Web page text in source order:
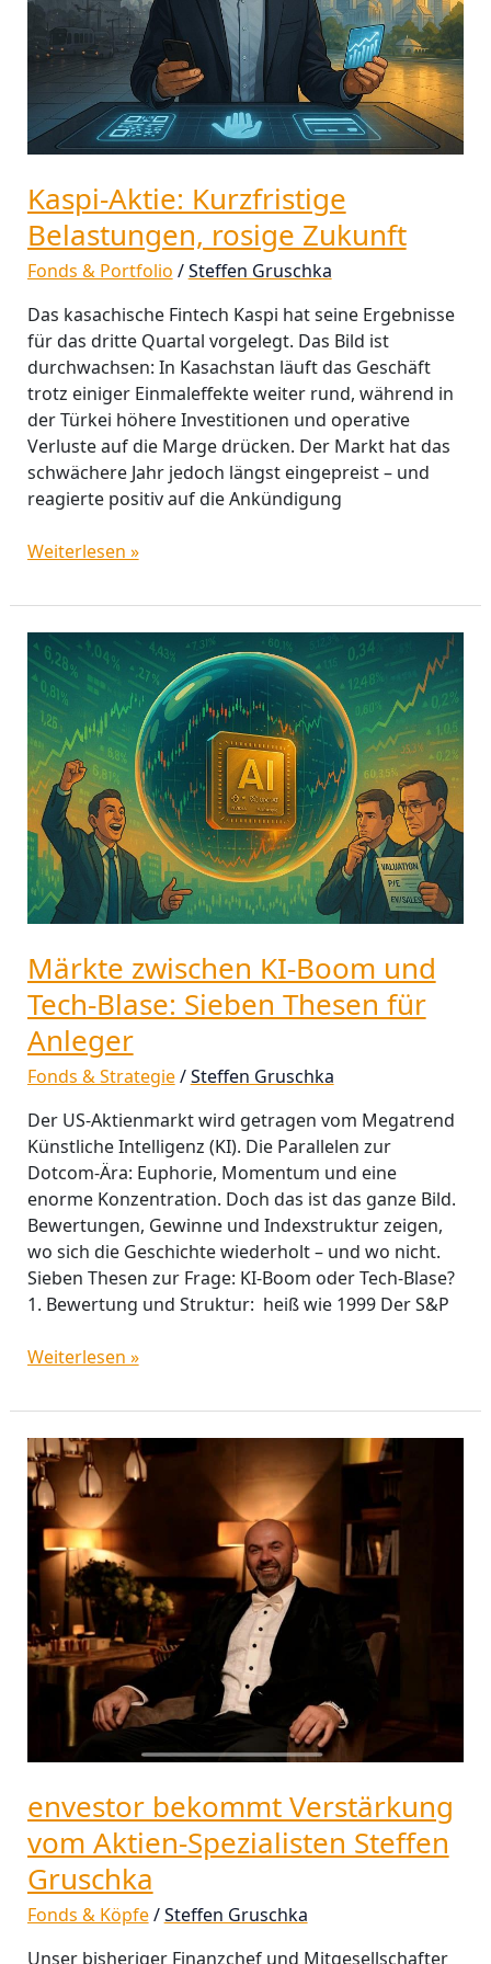
Kaspi-Aktie: Kurzfristige
Belastungen, rosige Zukunft
Fonds & Portfolio /Steffen Gruschka
Das kasachische Fintech Kaspi hat seine Ergebnisse
für das dritte Quartal vorgelegt. Das Bild ist
durchwachsen: In Kasachstan läuft das Geschäft
trotz einiger Einmaleffekte weiter rund, während in
der Türkei höhere Investitionen und operative
Verluste auf die Marge drücken. Der Markt hat das
schwächere Jahr jedoch längst eingepreist – und
reagierte positiv auf die Ankündigung
Zukunft
Weiterlesen »
Märkte zwischen KI-Boom und
Tech-Blase: Sieben Thesen für
Anleger
Fonds & Strategie/Steffen Gruschka
Der US-Aktienmarkt wird getragen vom Megatrend
Künstliche Intelligenz (KI). Die Parallelen zur
Dotcom-Ära: Euphorie, Momentum und eine
enorme Konzentration. Doch das ist das ganze Bild.
Bewertungen, Gewinne und Indexstruktur zeigen,
wo sich die Geschichte wiederholt – und wo nicht.
Sieben Thesen zur Frage: KI-Boom oder Tech-Blase?
1. Bewertung und Struktur: heiß wie 1999 Der S&P
Märkte
zwischen
KI-
Boom
und
Tech-
Blase:
Sieben
Thesen
für
Anleger
Weiterlesen »
envestor bekommt Verstärkung
vom Aktien-Spezialisten Steffen
Gruschka
Fonds & Köpfe/Steffen Gruschka
Unser bisheriger Finanzchef und Mitgesellschafter
envestor
bekommt
Verstärkung
vom
Aktien-
Spezialisten
Steffen
Gruschka